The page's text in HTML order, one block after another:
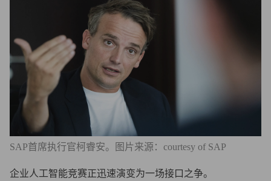
SAP首席执行官柯睿安。图片来源：courtesy of SAP
企业人工智能竞赛正迅速演变为一场接口之争。